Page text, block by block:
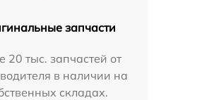
запчасти
20 тыс. запчастей от
в наличии на
складах.